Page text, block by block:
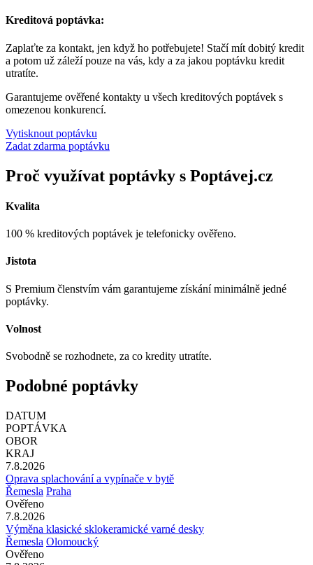
Kreditová poptávka:
Zaplaťte za kontakt, jen když ho potřebujete! Stačí mít dobitý kredit
a potom už záleží pouze na vás, kdy a za jakou poptávku kredit
utratíte.
Garantujeme ověřené kontakty u všech kreditových poptávek s
omezenou konkurencí.
Vytisknout poptávku
Zadat zdarma poptávku
Proč využívat poptávky s Poptávej.cz
Kvalita
100 % kreditových poptávek je telefonicky ověřeno.
Jistota
S Premium členstvím vám garantujeme získání minimálně jedné
poptávky.
Volnost
Svobodně se rozhodnete, za co kredity utratíte.
Podobné poptávky
DATUM
POPTÁVKA
OBOR
KRAJ
7.8.2026
Oprava splachování a vypínače v bytě
Řemesla Praha
Ověřeno
7.8.2026
Výměna klasické sklokeramické varné desky
Řemesla Olomoucký
Ověřeno